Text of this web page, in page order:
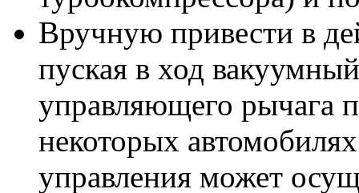
Вручную привести в
пуская в ход
управляющего рычага
некоторых
управления может